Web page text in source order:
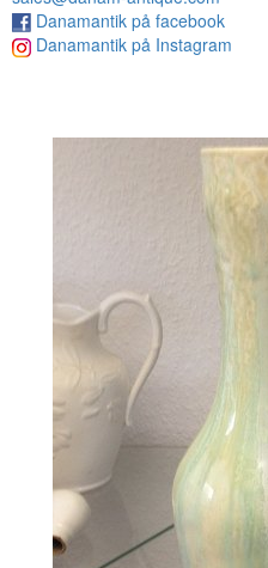
Danamantik på facebook
Danamantik på Instagram